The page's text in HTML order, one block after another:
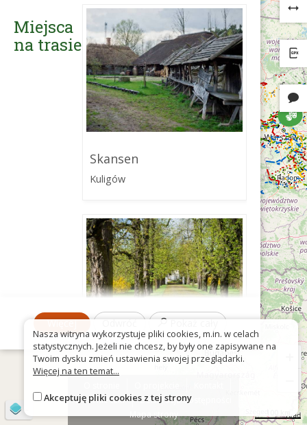
Miejsca
na trasie
Skansen
Kuligów
Zespół pałacowy
Więcej
Znak nie tak?
Deklaracja dostępności
Mapa strony
Nasza witryna wykorzystuje pliki cookies, m.in. w celach
statystycznych. Jeżeli nie chcesz, by były one zapisywane na
Twoim dysku zmień ustawienia swojej przeglądarki.
Więcej na ten temat...
Akceptuję pliki cookies z tej strony